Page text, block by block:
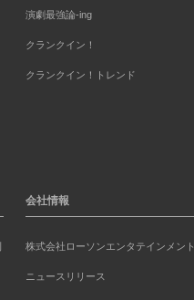
演劇最強論-ing
クランクイン！
クランクイン！トレンド
会社情報
株式会社ローソンエンタテインメント
ニュースリリース